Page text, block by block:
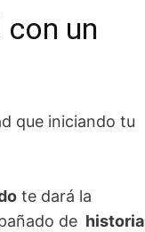
un
que iniciando tu
te dará la
de historia